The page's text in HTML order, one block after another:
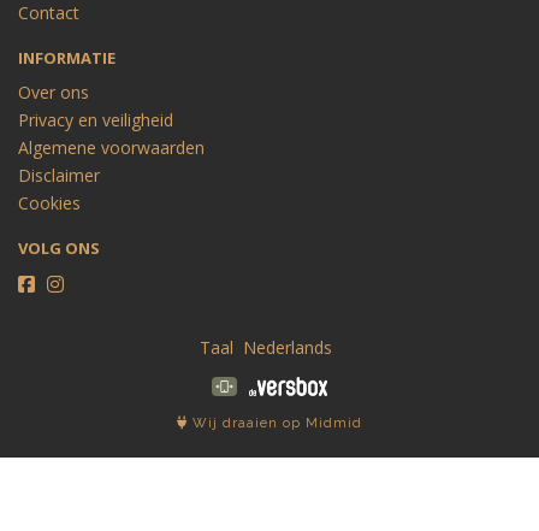
Contact
INFORMATIE
Over ons
Privacy en veiligheid
Algemene voorwaarden
Disclaimer
Cookies
VOLG ONS
Taal
Wij draaien op Midmid